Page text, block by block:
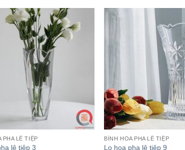
PHA LÊ TIỆP
lê tiệp 3
BÌNH HOA PHA LÊ TIỆP
Lọ hoa pha lê tiệp 9